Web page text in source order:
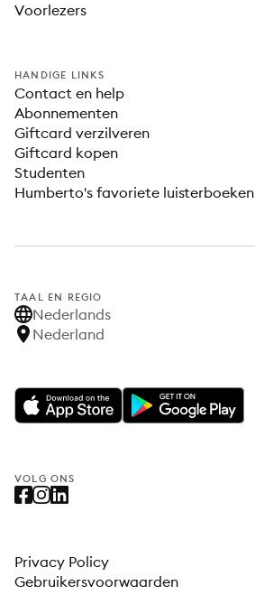
Voorlezers
HANDIGE LINKS
Contact en help
Abonnementen
Giftcard verzilveren
Giftcard kopen
Studenten
Humberto's favoriete luisterboeken
TAAL EN REGIO
Nederlands
Nederland
VOLG ONS
Privacy Policy
Gebruikersvoorwaarden